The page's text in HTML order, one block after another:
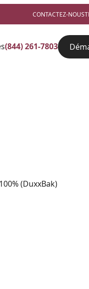
CONTACTEZ-NOUS
(844) 261-7803